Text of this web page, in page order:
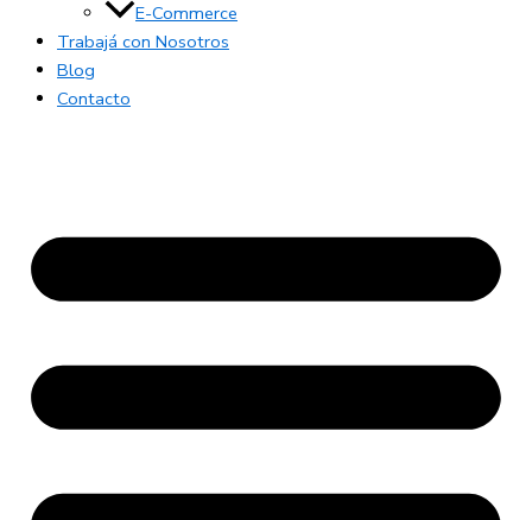
E-Commerce
Trabajá con Nosotros
Blog
Contacto